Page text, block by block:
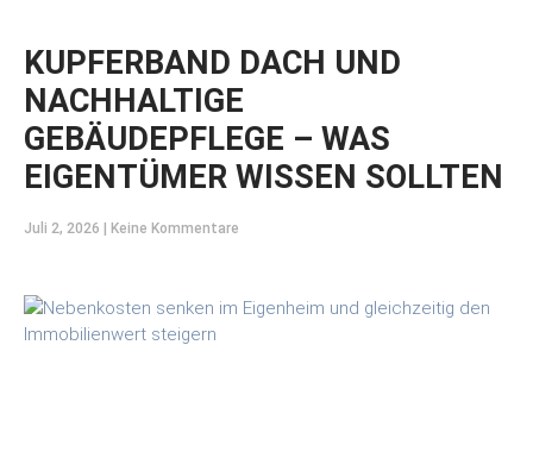
KUPFERBAND DACH UND
NACHHALTIGE
GEBÄUDEPFLEGE – WAS
EIGENTÜMER WISSEN SOLLTEN
Juli 2, 2026 Keine Kommentare